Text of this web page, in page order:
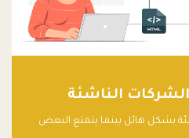
الناشئة
بشكل هائل بينما يتمتع البعض